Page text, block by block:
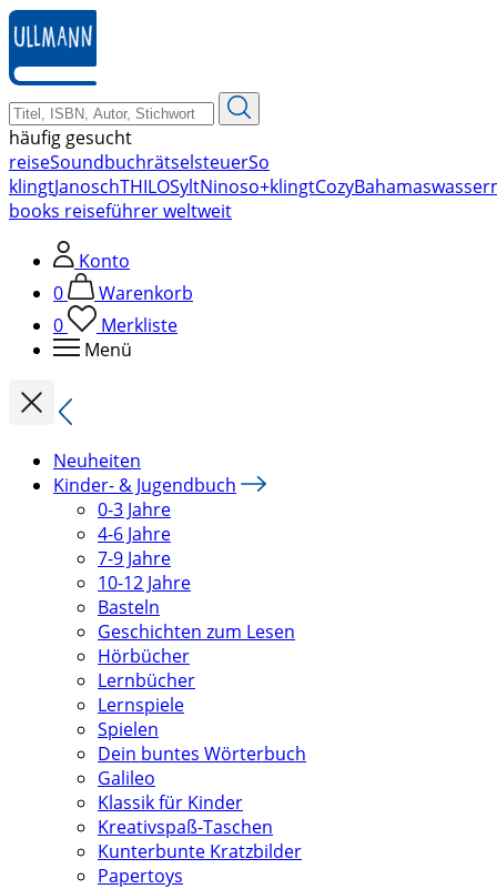
zum
Hauptinhalt
springen
häufig gesucht
reiseSoundbuchrätselsteuerSo
klingtJanoschTHILOSyltNinoso+klingtCozyBahamas
books reiseführer weltweit
Konto
0
Warenkorb
0
Merkliste
Menü
Neuheiten
Kinder- & Jugendbuch
0-3 Jahre
4-6 Jahre
7-9 Jahre
10-12 Jahre
Basteln
Geschichten zum Lesen
Hörbücher
Lernbücher
Lernspiele
Spielen
Dein buntes Wörterbuch
Galileo
Klassik für Kinder
Kreativspaß-Taschen
Kunterbunte Kratzbilder
Papertoys